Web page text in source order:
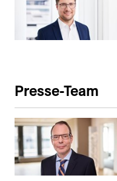
Presse-Team